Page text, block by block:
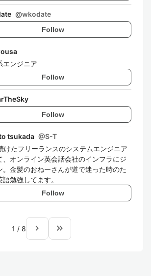
@wkodate
Follow
エンジニア
Follow
Follow
tsukada @S-T
けたフリーランスのシステムエンジニア
、オンライン英会話会社のインフラにジ
。金髪のおねーさんが道で迷った時のた
語勉強してます。
Follow
1 / 8 navigate_next keyboard_double_arrow_right